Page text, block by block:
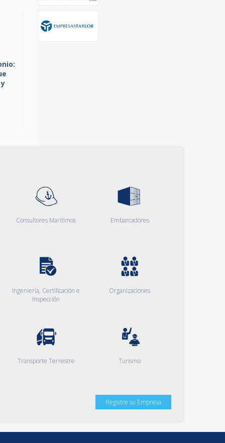
Consultores Marítimos Embarcadores
Ingeniería, Certificación e
Inspección
Organizaciones
Transporte Terrestre Turismo
Registre su Empresa